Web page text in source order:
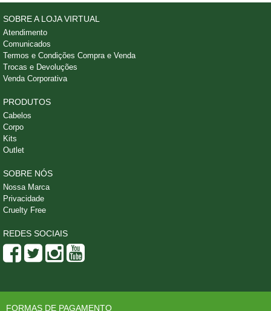
SOBRE A LOJA VIRTUAL
Atendimento
Comunicados
Termos e Condições Compra e Venda
Trocas e Devoluções
Venda Corporativa
PRODUTOS
Cabelos
Corpo
Kits
Outlet
SOBRE NÓS
Nossa Marca
Privacidade
Cruelty Free
REDES SOCIAIS
FORMAS DE PAGAMENTO